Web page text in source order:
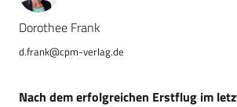
Dorothee Frank
d.frank@cpm-verlag.de
Nach dem erfolgreichen Erstflug im